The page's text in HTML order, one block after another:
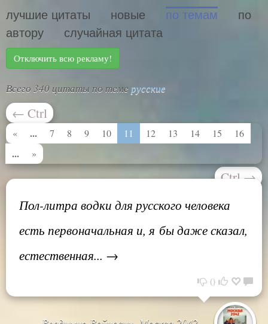
лучшие цитаты новые по темам
по
автору
случайная цитата
Отключить всю рекламу!
Всего 340 цитаты по теме русские
← Ctrl
« ... 7 8 9 10 11 12 13 14 15 16
... »
Ctrl →
Пол-литра водки для русского человека
есть первоначальная и, я бы даже сказал,
естественная... →
0